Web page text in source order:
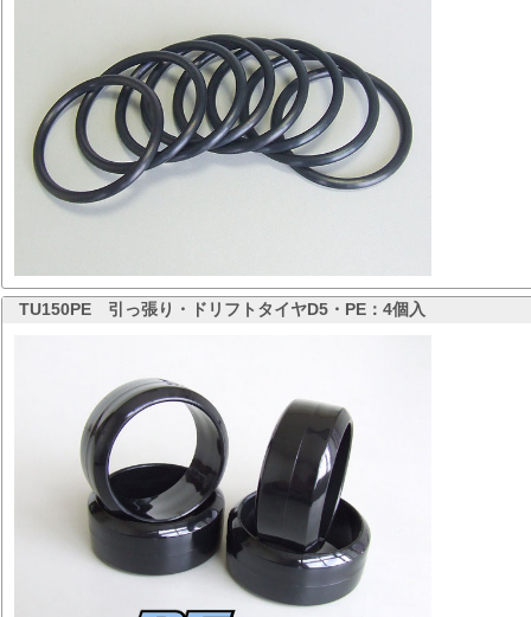
TU150PE 引っ張り・ドリフトタイヤD5・PE：4個入